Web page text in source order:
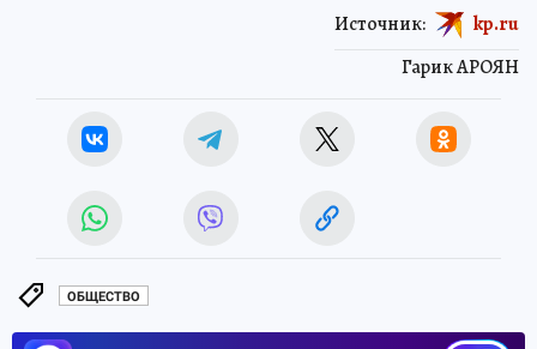
Гарик АРОЯН
Источник: kp.ru
ОБЩЕСТВО